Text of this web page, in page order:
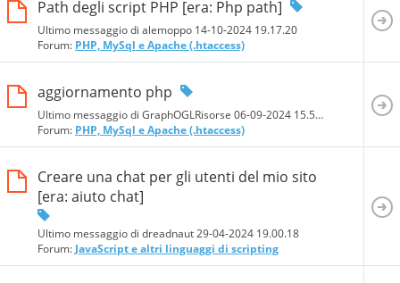
Path degli script PHP [era: Php path]
Ultimo messaggio di alemoppo 14-10-2024 19.17.20
Forum: PHP, MySql e Apache (.htaccess)
aggiornamento php
Ultimo messaggio di GraphOGLRisorse 06-09-2024 15.53.44
Forum: PHP, MySql e Apache (.htaccess)
Creare una chat per gli utenti del mio sito
[era: aiuto chat]
Ultimo messaggio di dreadnaut 29-04-2024 19.00.18
Forum: JavaScript e altri linguaggi di scripting